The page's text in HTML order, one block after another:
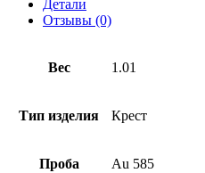
пробы
Детали
Отзывы (0)
Вес 1.01
Тип изделия Крест
Проба Au 585